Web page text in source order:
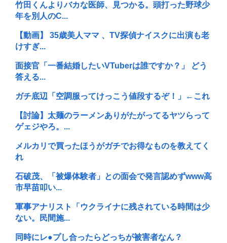
竹田くんよりバカな医師、見つかる。頭打った野球少
年を別人のC...
【動画】 35歳美人ママ 、TV探偵ナイスクに出演も老
けすぎ...
面接官「一番結婚したいVTuberは誰ですか？」 どう
答える...
ガチ底辺「空調服ってけっこう値段するぞ！」←これ
【討論】太麺のラーメンありがたがってるヤツらって
ゲェジやろ。...
メルカリで買ったほうがガチでお得なものを教えてく
れ
石破茂、「被爆体験者」との面会で発言認めずwww高
市早苗叩い...
軍事アナリスト「ウクライナに残されている時間は少
ない。民間施...
同時にレ●プし合ったらどっちが被害者なん？